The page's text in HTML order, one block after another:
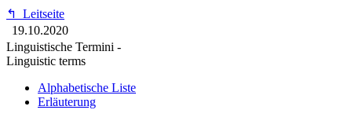
↰
Leitseite
19.10.2020
Linguistische Termini -
Linguistic terms
Alphabetische Liste
Erläuterung